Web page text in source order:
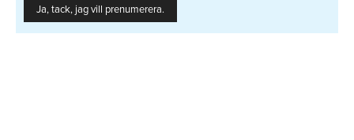
Ja, tack, jag vill prenumerera.